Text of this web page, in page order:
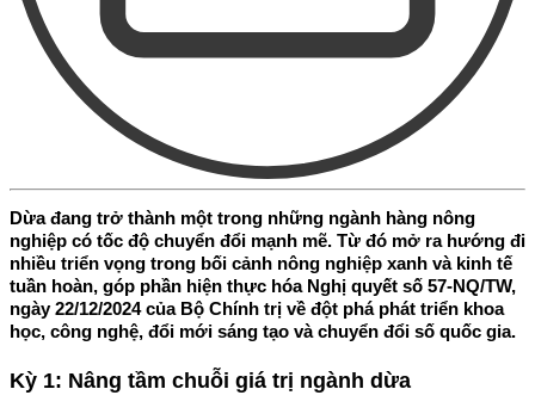
Dừa đang trở thành một trong những ngành hàng nông
nghiệp có tốc độ chuyển đổi mạnh mẽ. Từ đó mở ra hướng đi
nhiều triển vọng trong bối cảnh nông nghiệp xanh và kinh tế
tuần hoàn, góp phần hiện thực hóa Nghị quyết số 57-NQ/TW,
ngày 22/12/2024 của Bộ Chính trị về đột phá phát triển khoa
học, công nghệ, đổi mới sáng tạo và chuyển đổi số quốc gia.
Kỳ 1: Nâng tầm chuỗi giá trị ngành dừa